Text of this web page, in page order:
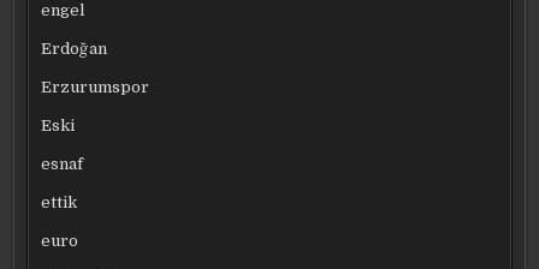
engel
Erdoğan
Erzurumspor
Eski
esnaf
ettik
euro